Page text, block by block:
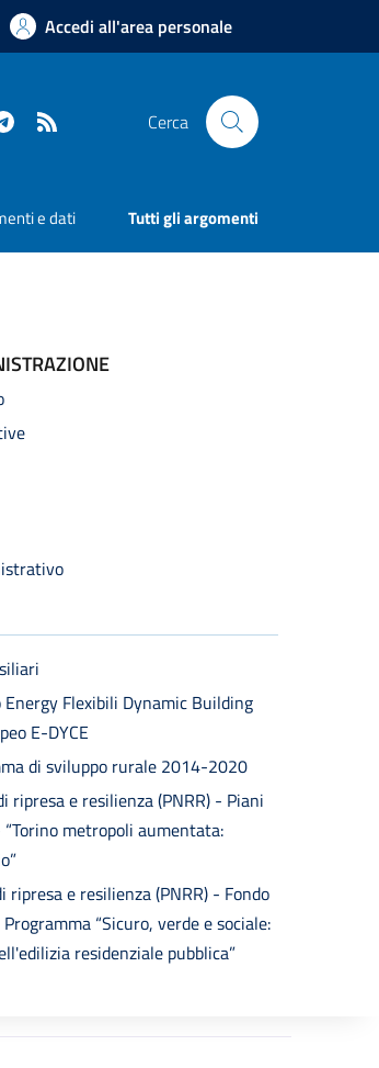
Accedi all'area personale
Telegram Cerca
e dati Tutti gli argomenti
Flexibili Dynamic Building
E-DYCE
di sviluppo rurale 2014-2020
ripresa e resilienza (PNRR) - Piani
metropoli aumentata:
ripresa e resilienza (PNRR) - Fondo
“Sicuro, verde e sociale:
residenziale pubblica”